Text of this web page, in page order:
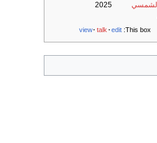
الشمسي
2025
This box:
view talk edit